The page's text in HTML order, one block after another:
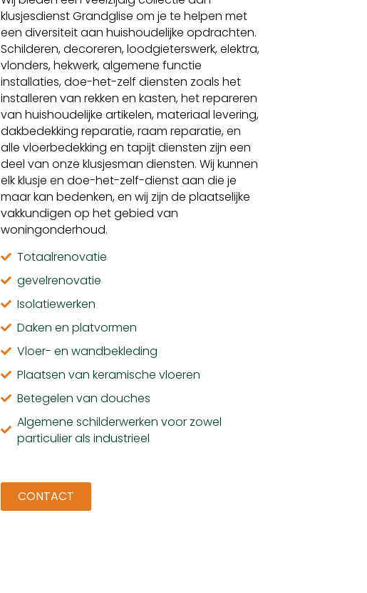
klusjesdienst Grandglise om je te helpen met
een diversiteit aan huishoudelijke opdrachten.
Schilderen, decoreren, loodgieterswerk, elektra,
vlonders, hekwerk, algemene functie
installaties, doe-het-zelf diensten zoals het
installeren van rekken en kasten, het repareren
van huishoudelijke artikelen, materiaal levering,
dakbedekking reparatie, raam reparatie, en
alle vloerbedekking en tapijt diensten zijn een
deel van onze klusjesman diensten. Wij kunnen
elk klusje en doe-het-zelf-dienst aan die je
maar kan bedenken, en wij zijn de plaatselijke
vakkundigen op het gebied van
woningonderhoud.
Totaalrenovatie
gevelrenovatie
Isolatiewerken
Daken en platvormen
Vloer- en wandbekleding
Plaatsen van keramische vloeren
Betegelen van douches
Algemene schilderwerken voor zowel
particulier als industrieel
CONTACT